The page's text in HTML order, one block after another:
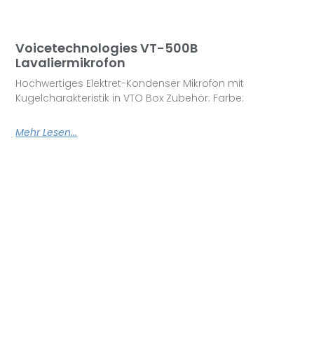
Voicetechnologies VT-500B
Lavaliermikrofon
Hochwertiges Elektret-Kondenser Mikrofon mit
Kugelcharakteristik in VTO Box Zubehör: Farbe:
Mehr Lesen...